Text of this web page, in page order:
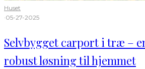
Huset
·05-27-2025
Selvbygget carport i træ –
robust løsning til hjemmet